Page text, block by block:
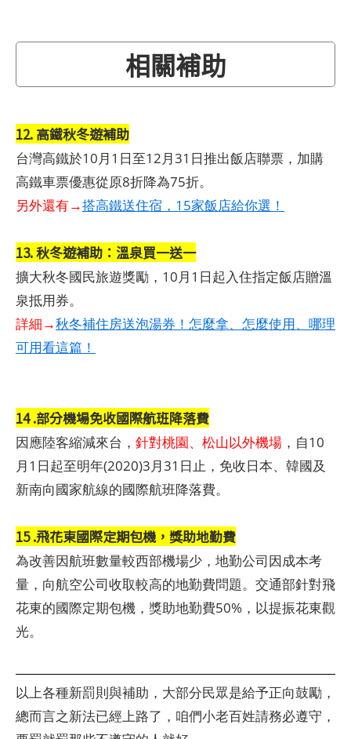
相關補助
12. 高鐵秋冬遊補助
台灣高鐵於10月1日至12月31日推出飯店聯票，加購
高鐵車票優惠從原8折降為75折。
另外還有→搭高鐵送住宿，15家飯店給你選！
13. 秋冬遊補助：溫泉買一送一
擴大秋冬國民旅遊獎勵，10月1日起入住指定飯店贈溫
泉抵用券。
詳細→秋冬補住房送泡湯券！怎麼拿、怎麼使用、哪理
可用看這篇！
14 .部分機場免收國際航班降落費
因應陸客縮減來台， 針對桃園、松山以外機場 ，自10
月1日起至明年(2020)3月31日止，免收日本、韓國及
新南向國家航線的國際航班降落費。
15 .飛花東國際定期包機，獎助地勤費
為改善因航班數量較西部機場少，地勤公司因成本考
量，向航空公司收取較高的地勤費問題。交通部針對飛
花東的國際定期包機，獎助地勤費50%，以提振花東觀
光。
以上各種新罰則與補助，大部分民眾是給予正向鼓勵，
總而言之新法已經上路了，咱們小老百姓請務必遵守，